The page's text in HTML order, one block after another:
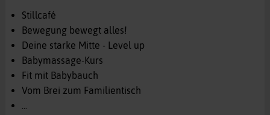
Stillcafé
Bewegung bewegt alles!
Deine starke Mitte - Level up
Babymassage-Kurs
Fit mit Babybauch
Vom Brei zum Familientisch